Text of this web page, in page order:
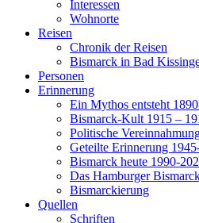
Interessen
Wohnorte
Reisen
Chronik der Reisen
Bismarck in Bad
Personen
Erinnerung
Ein Mythos entsteht
Bismarck-Kult 1915 –
Politische
Geteilte Erinnerung
Bismarck heute 1990-
Das Hamburger
Bismarckierung
Quellen
Schriften